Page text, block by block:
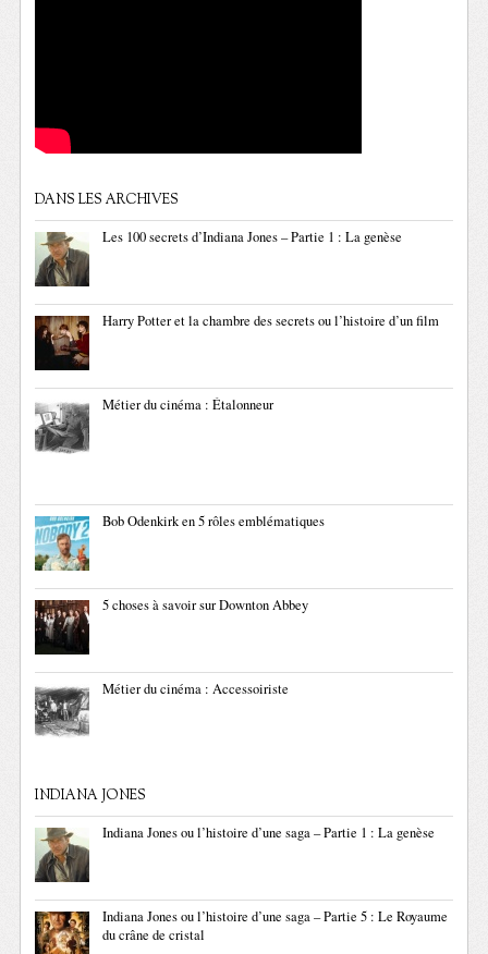
DANS LES ARCHIVES
Les 100 secrets d’Indiana Jones – Partie 1 : La genèse
Harry Potter et la chambre des secrets ou l’histoire d’un film
Métier du cinéma : Étalonneur
Bob Odenkirk en 5 rôles emblématiques
5 choses à savoir sur Downton Abbey
Métier du cinéma : Accessoiriste
INDIANA JONES
Indiana Jones ou l’histoire d’une saga – Partie 1 : La genèse
Indiana Jones ou l’histoire d’une saga – Partie 5 : Le Royaume
du crâne de cristal